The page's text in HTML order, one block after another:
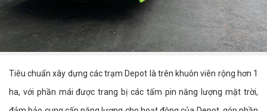
Tiêu chuẩn xây dựng các trạm Depot là trên khuôn viên rộng hơn 1
ha, với phần mái được trang bị các tấm pin năng lượng mặt trời,